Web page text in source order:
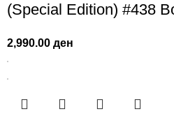
(Special Edition) #438
2,990.00ден